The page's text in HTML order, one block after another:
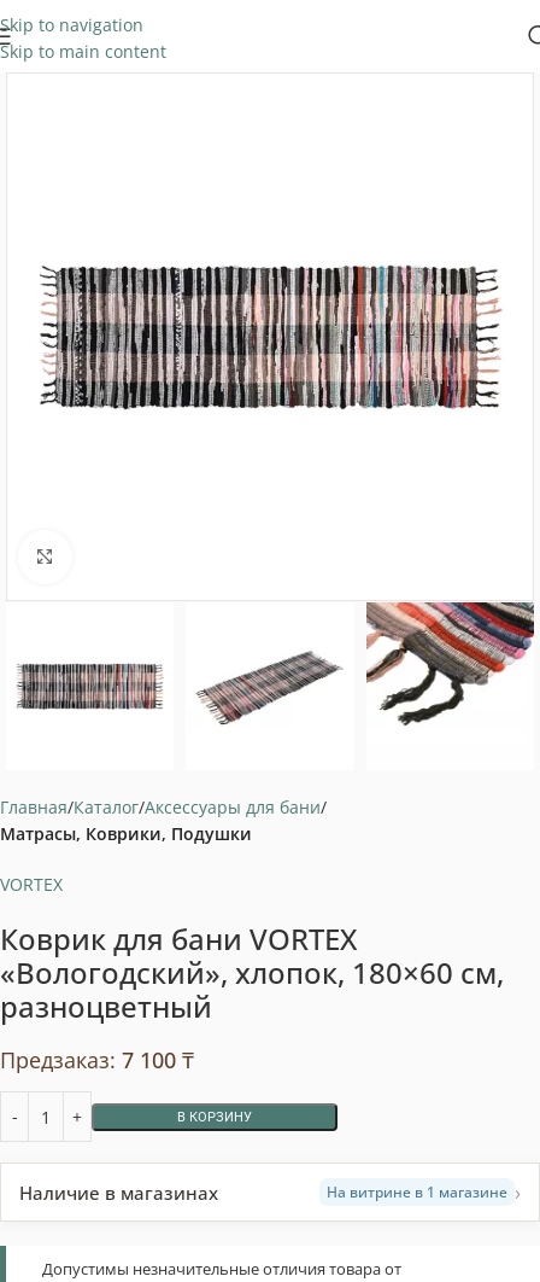
Skip to navigation
Skip to main content
Главная Каталог Аксессуары для бани
Матрасы, Коврики, Подушки
VORTEX
Коврик для бани VORTEX
«Вологодский», хлопок, 180×60 см,
разноцветный
Предзаказ: 7 100 ₸
В КОРЗИНУ
Наличие в магазинах На витрине в 1 магазине ›
Допустимы незначительные отличия товара от